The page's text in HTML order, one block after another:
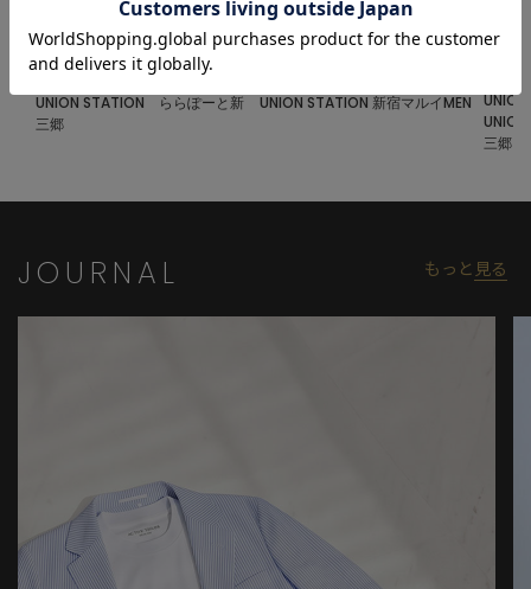
※画像はサンプルです。仕様が変更になることがありますのであ
らかじめご了承ください。
※商品の色味につきまして、お客様のお使いのPCのモニター環
境、設定により実際のカラーと画像の色味が違って見える場合が
あります。予めご了承の上、ご注文ください。
※屋外での撮影画像は光の加減で、実際の商品より明るく見える
【SALE特集】
UNION STATION ららぽーと新
三郷
2024.06.25
サマーセールを開催中!!!
UNION STATION 新宿マルイMEN
「
三郷
JOURNAL もっと 見る